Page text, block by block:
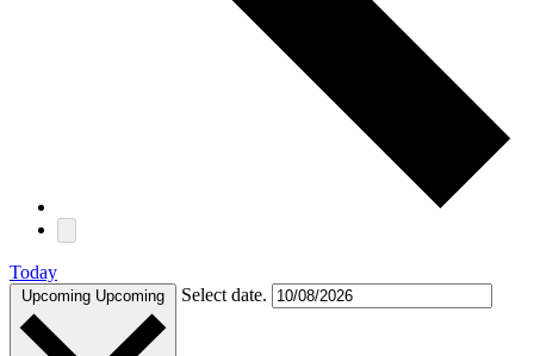
Today
Upcoming Upcoming Select date.